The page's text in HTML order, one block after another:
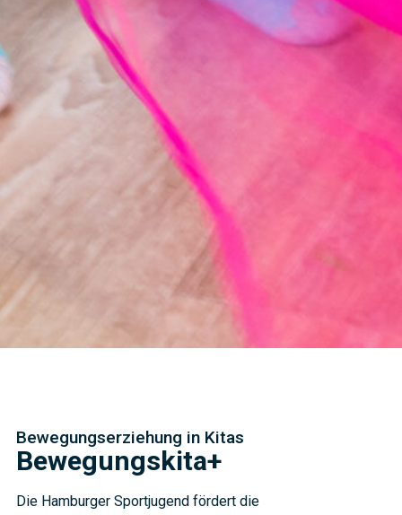
Bewegungserziehung in Kitas
Bewegungskita+
Die Hamburger Sportjugend fördert die